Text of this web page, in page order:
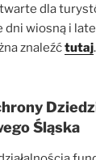
dla
dni wiosną i
znaleźćtutaj.
Śląska